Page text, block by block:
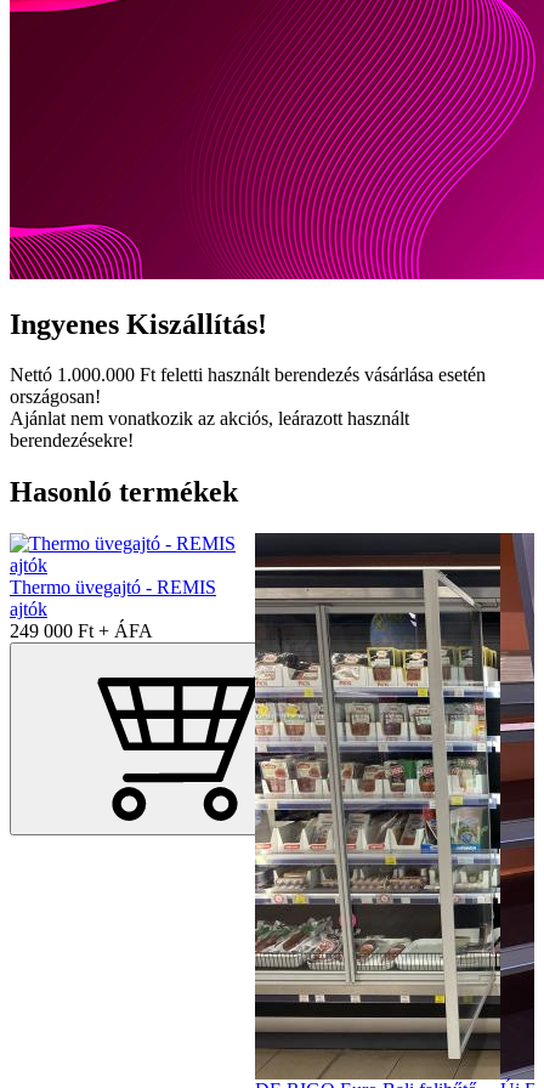
Ingyenes Kiszállítás!
Nettó 1.000.000 Ftfeletti használt berendezés vásárlása esetén
országosan!
Ajánlat nem vonatkozik az akciós, leárazott használt
berendezésekre!
Hasonló termékek
Thermo üvegajtó - REMIS
ajtók
249 000 Ft + ÁFA